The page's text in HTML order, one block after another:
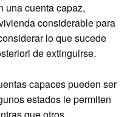
una cuenta capaz,
considerable para
lo que sucede
de extinguirse.
capaces pueden ser
estados le permiten